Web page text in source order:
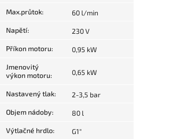
Max.průtok: 60 l/min
Napětí: 230 V
Příkon motoru: 0,95 kW
Jmenovitý
výkon motoru: 0,65 kW
Nastavený tlak: 2-3,5 bar
Objem nádoby: 80 l
Výtlačné hrdlo: G1"